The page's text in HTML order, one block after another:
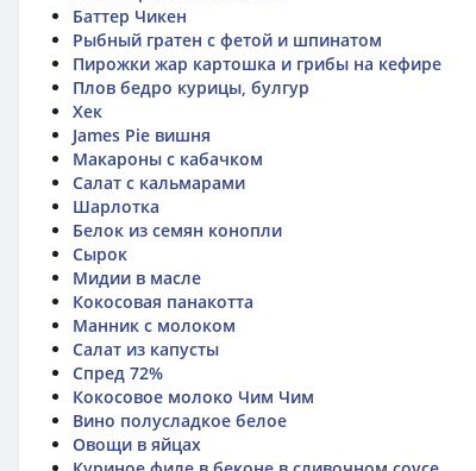
Баттер Чикен
Рыбный гратен с фетой и шпинатом
Пирожки жар картошка и грибы на кефире
Плов бедро курицы, булгур
Хек
James Pie вишня
Макароны с кабачком
Салат с кальмарами
Шарлотка
Белок из семян конопли
Сырок
Мидии в масле
Кокосовая панакотта
Манник с молоком
Салат из капусты
Спред 72%
Кокосовое молоко Чим Чим
Вино полусладкое белое
Овощи в яйцах